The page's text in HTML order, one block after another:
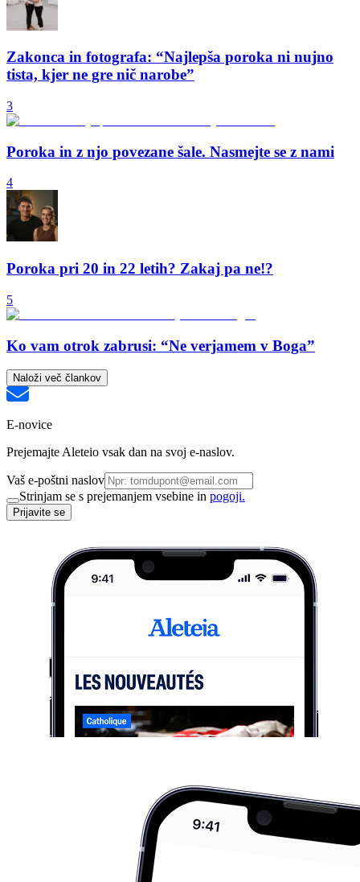
Zakonca in fotografa: “Najlepša poroka ni nujno
tista, kjer ne gre nič narobe”
3
Poroka in z njo povezane šale. Nasmejte se z nami
4
Poroka pri 20 in 22 letih? Zakaj pa ne!?
5
Ko vam otrok zabrusi: “Ne verjamem v Boga”
Naloži več člankov
E-novice
Prejemajte Aleteio vsak dan na svoj e-naslov.
Vaš e-poštni naslov
Strinjam se s prejemanjem vsebine in pogoji.
Prijavite se